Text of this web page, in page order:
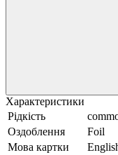
Характеристики
Рідкість
Оздоблення
Foil
Мова картки